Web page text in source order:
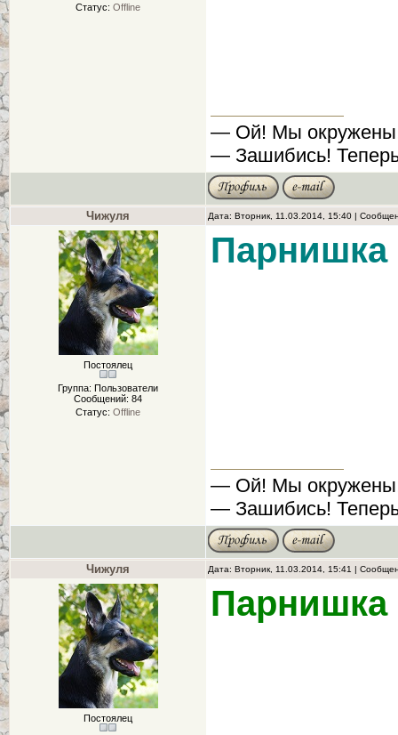
Статус: Offline
— Ой! Мы
— Зашибись!
Чижуля Дата: Вторник, 11.03.2014, 15:40 |
Постоялец
Группа: Пользователи
Сообщений: 84
Статус: Offline
Парнишка
— Ой! Мы
— Зашибись!
Чижуля Дата: Вторник, 11.03.2014, 15:41 |
Постоялец
Парнишка